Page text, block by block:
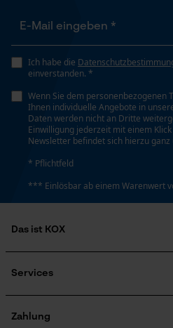
Ich habe die
einverstanden. *
Wenn Sie dem personenbezogenen
Ihnen individuelle Angebote in
Daten werden nicht an Dritte
Einwilligung jederzeit mit einem
Newsletter befindet sich hierzu ganz
* Pflichtfeld
*** Einlösbar ab einem Warenwert
Das ist KOX
Soziales Engagement
Newsletter-Anmeldung
Services
Zertifizierte Qualität von KOX
Zahlung